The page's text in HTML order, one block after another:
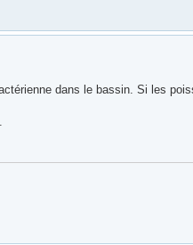
dans le bassin. Si les